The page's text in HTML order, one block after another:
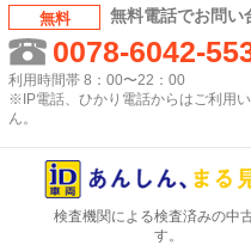
無料 無料電話でお問い
0078-6042-
利用時間帯 8：00〜22：00
※IP電話、ひかり電話からはご利用
ん。
検査機関による検査済みの中
す。